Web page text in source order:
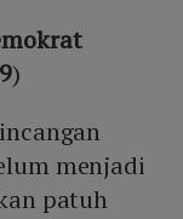
)
menjadi
patuh